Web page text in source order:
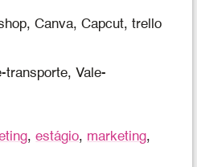
Canva, Capcut, trello
transporte, Vale-
,estágio, marketing,